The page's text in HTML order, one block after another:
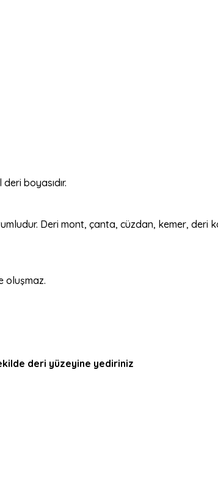
boyasıdır.
Deri mont, çanta, cüzdan, kemer,
oluşmaz.
deri yüzeyine yediriniz